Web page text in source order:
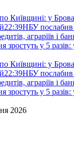
Київщині: у
22:39НБУ послабив
аграріїв і
зростуть у 5
Київщині: у
22:39НБУ послабив
аграріїв і
зростуть у 5
2026